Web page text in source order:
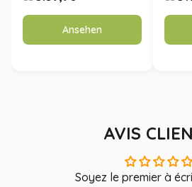
Ansehen
AVIS
Soyez le premier à